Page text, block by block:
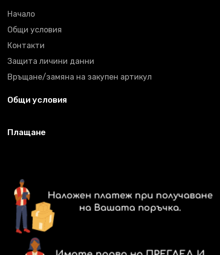
Начало
Общи условия
Контакти
Защита личини данни
Връщане/замяна на закупен артикул
Общи условия
Плащане